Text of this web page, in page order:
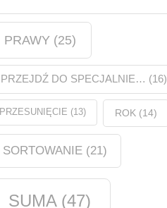
PRAWY(25)
PRZEJDŹ DO SPECJALNIE… (16)
PRZESUNIĘCIE (13) ROK (14)
SORTOWANIE(21)
SUMA(47)